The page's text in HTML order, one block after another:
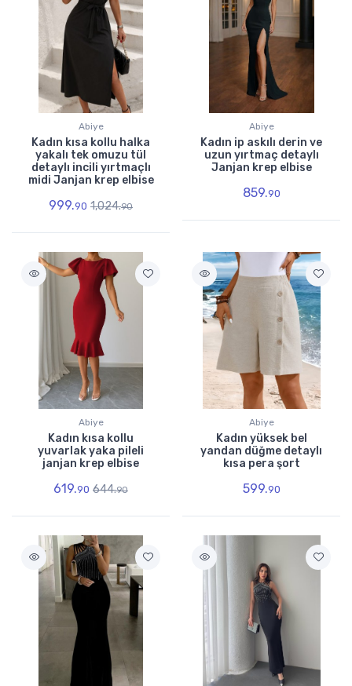
Abiye
Kadın kısa kollu halka
yakalı tek omuzu tül
detaylı incili yırtmaçlı
midi Janjan krep elbise
999.90 1,024.90
Abiye
Kadın ip askılı derin ve
uzun yırtmaç detaylı
Janjan krep elbise
859.90
Abiye
Kadın kısa kollu
yuvarlak yaka pileli
janjan krep elbise
619.90 644.90
Abiye
Kadın yüksek bel
yandan düğme detaylı
kısa pera şort
599.90